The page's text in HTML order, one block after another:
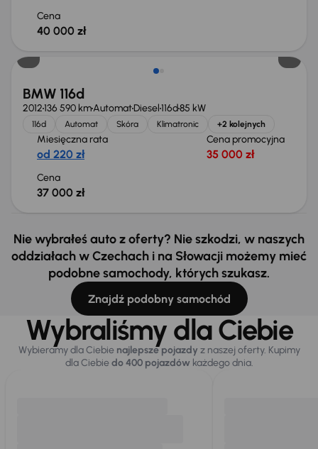
Cena
40 000 zł
BMW 116d
2012136 590 kmAutomatDiesel116d85 kW
116d Automat Skóra Klimatronic +2 kolejnych
Miesięczna rata
od 220 zł
Cena promocyjna
35 000 zł
Cena
37 000 zł
Nie wybrałeś auto z oferty? Nie szkodzi, w naszych
oddziałach w Czechach i na Słowacji możemy mieć
podobne samochody, których szukasz.
Znajdź podobny samochód
Wybraliśmy dla Ciebie
Wybieramy dla Ciebie najlepsze pojazdy z naszej oferty. Kupimy
dla Ciebiedo 400 pojazdówkażdego dnia.